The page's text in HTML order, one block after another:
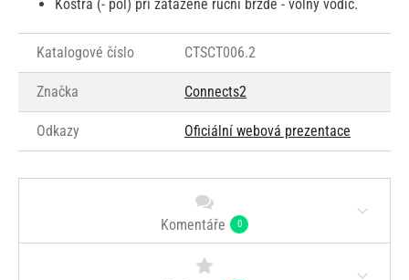
Kostra (- pól) při zatažené ruční brzdě - volný vodič.
Katalogové číslo CTSCT006.2
Značka Connects2
Odkazy Oficiální webová prezentace
Komentáře 0